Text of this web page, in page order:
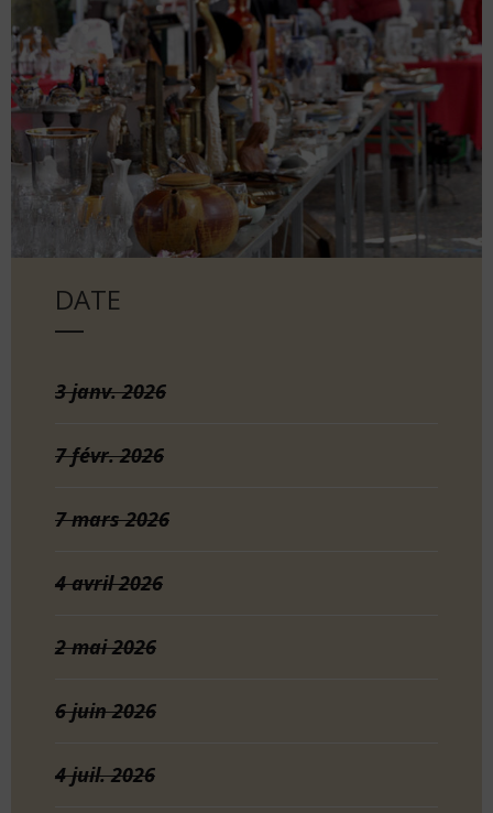
DATE
3 janv. 2026
7 févr. 2026
7 mars 2026
4 avril 2026
2 mai 2026
6 juin 2026
4 juil. 2026